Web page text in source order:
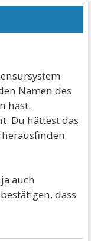
Namen des
hast.
Du hättest das
auch
dass